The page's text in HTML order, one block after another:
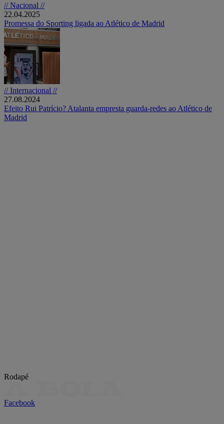
// Nacional //
22.04.2025
Promessa do Sporting ligada ao Atlético de Madrid
// Internacional //
27.08.2024
Efeito Rui Patrício? Atalanta empresta guarda-redes ao Atlético de
Madrid
Rodapé
Facebook